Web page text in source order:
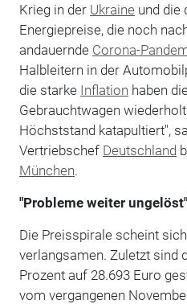
Krieg in der Ukraine und die
Energiepreise, die noch
andauernde Corona-
Halbleitern in der
die starke Inflation haben
Gebrauchtwagen
Höchststand katapultiert",
Vertriebschef Deutschland
München.
"Probleme weiter ungelöst"
Die Preisspirale scheint
verlangsamen. Zuletzt sind
Prozent auf 28.693 Euro
vom vergangenen